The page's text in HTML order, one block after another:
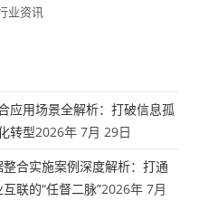
业资讯
应用场景全解析：打破信息孤
转型2026年 7月 29日
整合实施案例深度解析：打通
互联的“任督二脉”2026年 7月